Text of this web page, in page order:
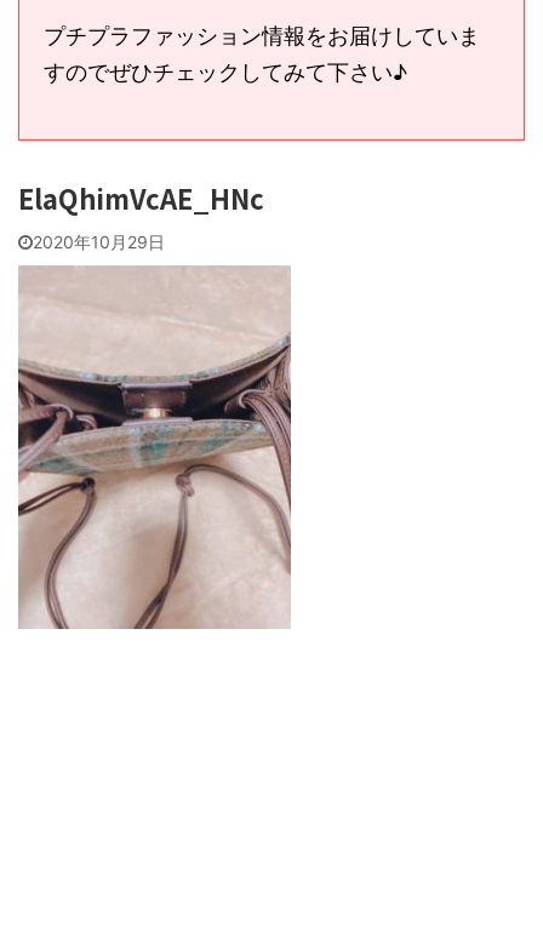
プチプラファッション情報をお届けしていま
すのでぜひチェックしてみて下さい♪
ElaQhimVcAE_HNc
2020年10月29日